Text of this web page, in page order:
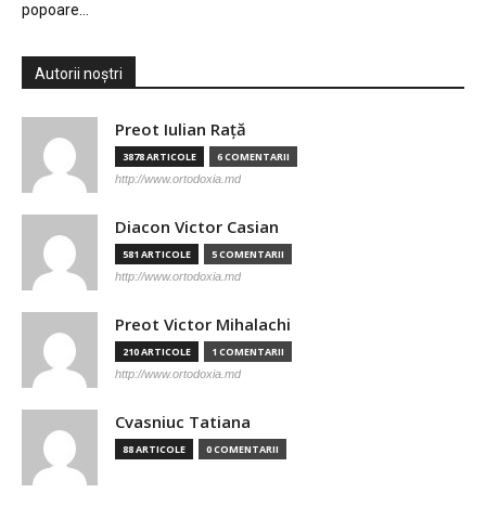
popoare…
Autorii noștri
Preot Iulian Raţă
3878 ARTICOLE 6 COMENTARII
http://www.ortodoxia.md
Diacon Victor Casian
581 ARTICOLE 5 COMENTARII
http://www.ortodoxia.md
Preot Victor Mihalachi
210 ARTICOLE 1 COMENTARII
http://www.ortodoxia.md
Cvasniuc Tatiana
88 ARTICOLE 0 COMENTARII